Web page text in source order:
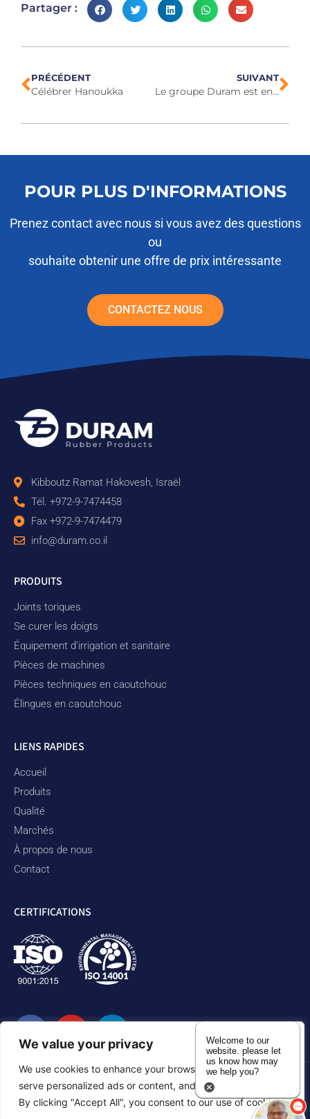
We value your privacy
We use cookies to enhance your browsing experience,
serve personalized ads or content, and analyze our traffic.
By clicking "Accept All", you consent to our use of cookies.
Partager :
PRÉCÉDENT
Célébrer Hanoukka
SUIVANT
Le groupe Duram est en pleine expansion.
POUR PLUS D'INFORMATIONS
Prenez contact avec nous si vous avez des questions
ou
souhaite obtenir une offre de prix intéressante
CONTACTEZ NOUS
Kibboutz Ramat Hakovesh, Israël
Tél. +972-9-7474458
Fax +972-9-7474479
info@duram.co.il
PRODUITS
Joints toriques
Se curer les doigts
Équipement d'irrigation et sanitaire
Pièces de machines
Pièces techniques en caoutchouc
Élingues en caoutchouc
LIENS RAPIDES
Accueil
Produits
Qualité
Marchés
À propos de nous
Contact
CERTIFICATIONS
Politique de confidentialité Déclaration d'accessibilité
Welcome to our
website. please let
us know how may
we help you?